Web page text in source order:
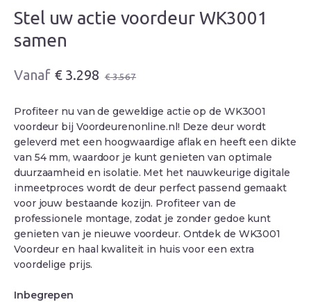
Stel uw actie voordeur WK3001
samen
€3.567
Oorspronkelijke
was:
€ 3.567.
€3.298
Huidige
is:
€ 3.298.
Profiteer nu van de geweldige actie op de WK3001
voordeur bij Voordeurenonline.nl! Deze deur wordt
geleverd met een hoogwaardige aflak en heeft een dikte
van 54 mm, waardoor je kunt genieten van optimale
duurzaamheid en isolatie. Met het nauwkeurige digitale
inmeetproces wordt de deur perfect passend gemaakt
voor jouw bestaande kozijn. Profiteer van de
professionele montage, zodat je zonder gedoe kunt
genieten van je nieuwe voordeur. Ontdek de WK3001
Voordeur en haal kwaliteit in huis voor een extra
voordelige prijs.
Inbegrepen